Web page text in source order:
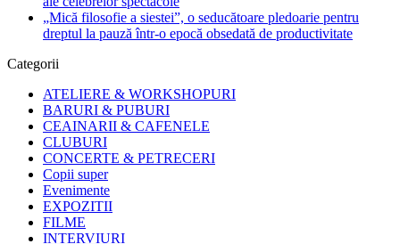
„Mică filosofie a siestei”, o seducătoare pledoarie pentru
dreptul la pauză într-o epocă obsedată de productivitate
Categorii
ATELIERE & WORKSHOPURI
BARURI & PUBURI
CEAINARII & CAFENELE
CLUBURI
CONCERTE & PETRECERI
Copii super
Evenimente
EXPOZITII
FILME
INTERVIURI